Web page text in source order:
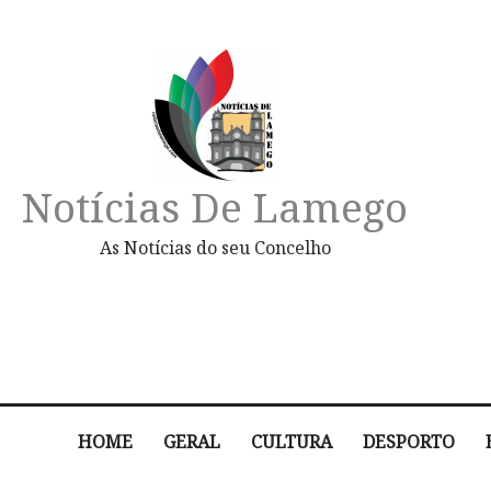
Notícias De Lamego
As Notícias do seu Concelho
HOME GERAL CULTURA DESPORTO